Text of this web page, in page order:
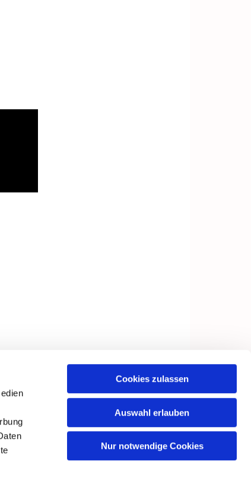
Cookies zulassen
Auswahl erlauben
Nur notwendige Cookies